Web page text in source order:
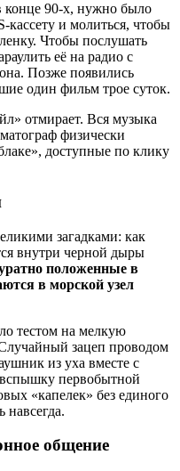
конце 90-х, нужно было
кассету и молиться, чтобы
Чтобы послушать
её на радио с
Позже появились
один фильм трое суток.
отмирает. Вся музыка
физически
доступные по клику
загадками: как
внутри черной дыры
положенные в
в морской узел
тестом на мелкую
зацеп проводом
из уха вместе с
первобытной
«капелек» без единого
навсегда.
общение